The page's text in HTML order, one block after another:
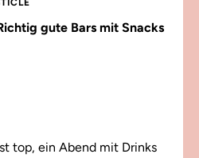
gute Bars mit Snacks
top, ein Abend mit Drinks